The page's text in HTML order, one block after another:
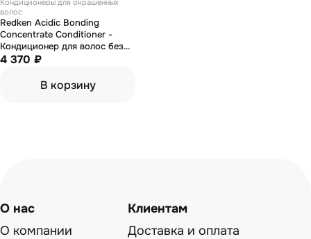
Кондиционеры для окрашенных
волос
Redken Acidic Bonding
Concentrate Conditioner -
Кондиционер для волос без
сульфатов 300 мл
4 370 ₽
В корзину
О нас
О компании
Клиентам
Доставка и оплата